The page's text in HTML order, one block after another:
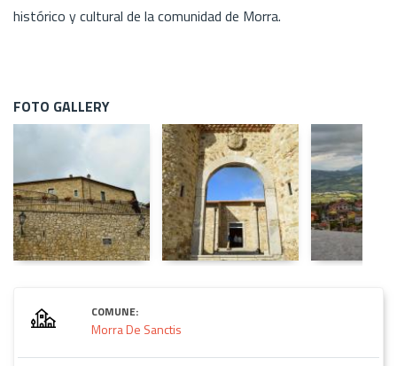
histórico y cultural de la comunidad de Morra.
FOTO GALLERY
COMUNE:
Morra De Sanctis